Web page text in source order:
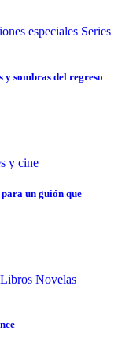
especiales Series
y sombras del regreso
y cine
un guión que
Libros Novelas